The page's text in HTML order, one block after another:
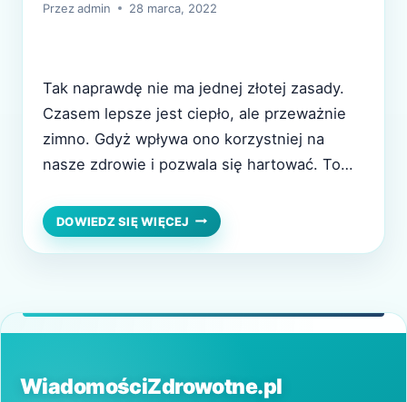
Przezadmin 28 marca, 2022
Tak naprawdę nie ma jednej złotej zasady.
Czasem lepsze jest ciepło, ale przeważnie
zimno. Gdyż wpływa ono korzystniej na
nasze zdrowie i pozwala się hartować. To
czasie stało się tak, bardzo modne. Bo
polega ono na wchodzeniu do zimnej wody,
DOWIEDZ SIĘ WIĘCEJ CIEPŁO,
CZY
ZIMNO
WiadomościZdrowotne.pl